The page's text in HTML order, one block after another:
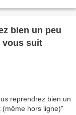
bien un peu
vous suit